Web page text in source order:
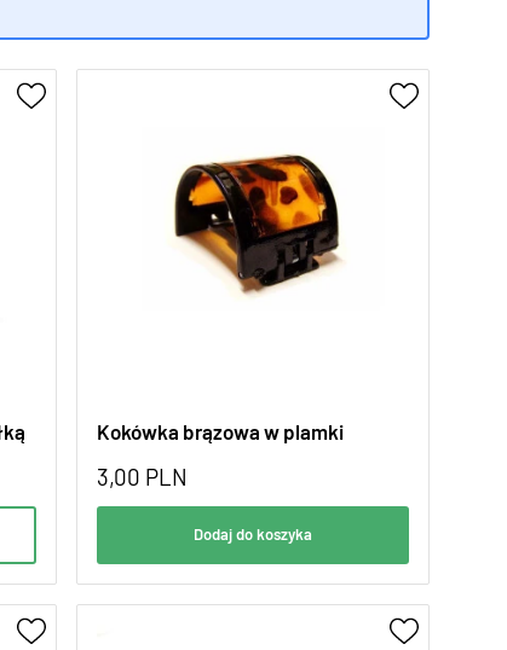
Kokówka brązowa w plamki
3,00 PLN
Dodaj do koszyka